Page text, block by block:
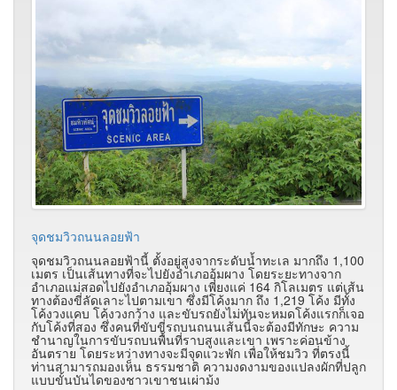
จุดชมวิวถนนลอยฟ้า
จุดชมวิวถนนลอยฟ้านี้ ตั้งอยู่สูงจากระดับน้ำทะเล มากถึง 1,100
เมตร เป็นเส้นทางที่จะไปยังอำเภออุ้มผาง โดยระยะทางจาก
อำเภอแม่สอดไปยังอำเภออุ้มผาง เพียงแค่ 164 กิโลเมตร แต่เส้น
ทางต้องขี่ลัดเลาะไปตามเขา ซึ่งมีโค้งมาก ถึง 1,219 โค้ง มีทั้ง
โค้งวงแคบ โค้งวงกว้าง และขับรถยังไม่ทันจะหมดโค้งแรกก็เจอ
กับโค้งที่สอง ซึ่งคนที่ขับขี่รถบนถนนเส้นนี้จะต้องมีทักษะ ความ
ชำนาญในการขับรถบนพื้นที่ราบสูงและเขา เพราะค่อนข้าง
อันตราย โดยระหว่างทางจะมีจุดแวะพัก เพื่อให้ชมวิว ที่ตรงนี้
ท่านสามารถมองเห็น ธรรมชาติ ความงดงามของแปลงผักที่ปลูก
แบบขั้นบันไดของชาวเขาชนเผ่าม้ง